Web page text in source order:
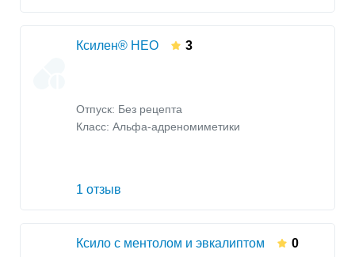
Ксилен® НЕО 3
Отпуск: Без рецепта
Класс: Альфа-адреномиметики
1 отзыв
Ксило с ментолом и эвкалиптом 0